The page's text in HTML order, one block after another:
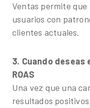
Ventas permite que
usuarios con
clientes actuales.
3. Cuando deseas
ROAS
Una vez que una
resultados